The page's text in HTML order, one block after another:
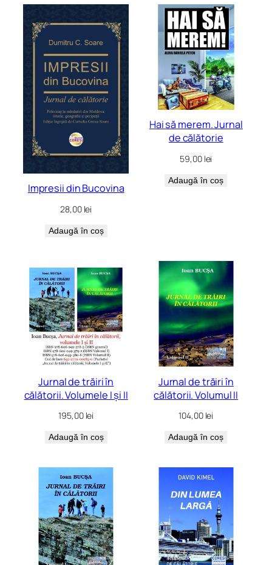
cele
mai
recente
Impresii din Bucovina
28,00 lei
Adaugă în coș
Hai să merem. Jurnal
de călătorie
59,00 lei
Adaugă în coș
Jurnal de trăiri în
călătorii. Volumele I și II
195,00 lei
Adaugă în coș
Jurnal de trăiri în
călătorii. Volumul II
104,00 lei
Adaugă în coș